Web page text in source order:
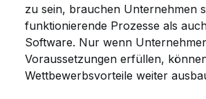
zu sein, brauchen Unternehmen
funktionierende Prozesse als
Software. Nur wenn
Voraussetzungen erfüllen,
Wettbewerbsvorteile weiter